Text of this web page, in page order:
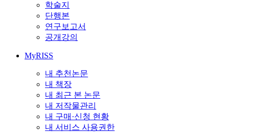
학술지
단행본
연구보고서
공개강의
MyRISS
내 추천논문
내 책장
내 최근 본 논문
내 저작물관리
내 구매·신청 현황
내 서비스 사용권한